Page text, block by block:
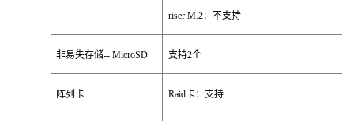
riser M.2：不支持
非易失存储-- MicroSD 支持2个
阵列卡 Raid卡： 支持